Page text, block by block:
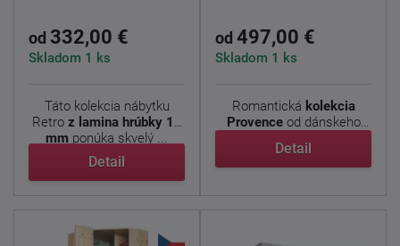
od 332,00 €
Skladom 1 ks
Táto kolekcia nábytku
Retro z lamina hrúbky 15
mm ponúka skvelý ...
Detail
od 497,00 €
Skladom 1 ks
Romantická kolekcia
Provenceod dánskeho
Detail